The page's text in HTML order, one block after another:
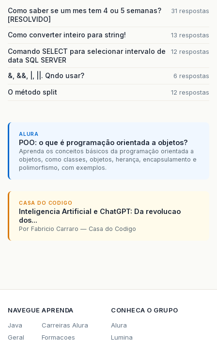
Como saber se um mes tem 4 ou 5 semanas?
[RESOLVIDO]
31 respostas
Como converter inteiro para string! 13 respostas
Comando SELECT para selecionar intervalo de
data SQL SERVER
12 respostas
&, &&, |, ||. Qndo usar? 6 respostas
O método split 12 respostas
ALURA
POO: o que é programação orientada a objetos?
Aprenda os conceitos básicos da programação orientada a
objetos, como classes, objetos, herança, encapsulamento e
polimorfismo, com exemplos.
CASA DO CODIGO
Inteligencia Artificial e ChatGPT: Da revolucao
dos...
Por Fabricio Carraro — Casa do Codigo
NAVEGUE
Java
Geral
APRENDA
Carreiras Alura
Formacoes
CONHECA O GRUPO
Alura
Lumina